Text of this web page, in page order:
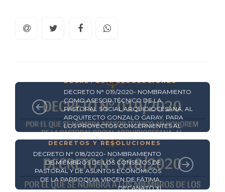
DECRETOS Y RESOLUCIONES
DECRETO N° 019/2020- NOMBRAMIENTO
COMO ASESOR TÉCNICO DE LA
PASTORAL SOCIAL ARQUIDIOCESANA, AL
ARQUITECTO GONZALO GARAY, PARA
LOS PROYECTOS CONCERNIENTES AL
PLAN MAESTRO DE LA FRANJA COSTERA
DECRETOS Y RESOLUCIONES
DECRETO N° 018/2020- NOMBRAMIENTO
DE MIEMBROS DE LOS CONSEJOS DE
PASTORAL Y DE ASUNTOS ECONÓMICOS
DE LA PARROQUIA VIRGEN DE FÁTIMA,
DECANATO XI